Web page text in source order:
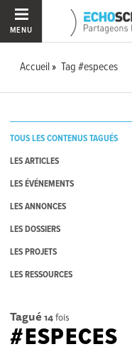
MENU
Accueil Tag #especes
TOUS LES CONTENUS TAGUÉS
LES ARTICLES
LES ÉVÉNEMENTS
LES ANNONCES
LES DOSSIERS
LES PROJETS
LES RESSOURCES
Tagué 14fois
#ESPECES